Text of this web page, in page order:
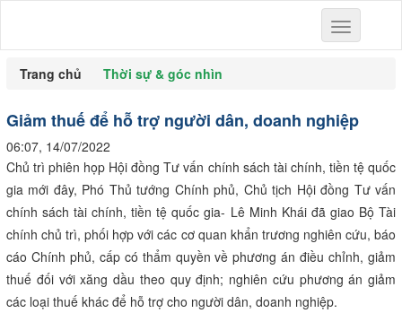
Toggle
navigation
Trang chủ
Thời sự & góc nhìn
Giảm thuế để hỗ trợ người dân, doanh nghiệp
06:07, 14/07/2022
Chủ trì phiên họp Hội đồng Tư vấn chính sách tài chính, tiền tệ quốc
gia mới đây, Phó Thủ tướng Chính phủ, Chủ tịch Hội đồng Tư vấn
chính sách tài chính, tiền tệ quốc gia- Lê Minh Khái đã giao Bộ Tài
chính chủ trì, phối hợp với các cơ quan khẩn trương nghiên cứu, báo
cáo Chính phủ, cấp có thẩm quyền về phương án điều chỉnh, giảm
thuế đối với xăng dầu theo quy định; nghiên cứu phương án giảm
các loại thuế khác để hỗ trợ cho người dân, doanh nghiệp.